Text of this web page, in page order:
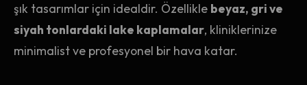
şık tasarımlar için idealdir. Özellikle beyaz, gri ve
siyah tonlardaki lake kaplamalar, kliniklerinize
minimalist ve profesyonel bir hava katar.